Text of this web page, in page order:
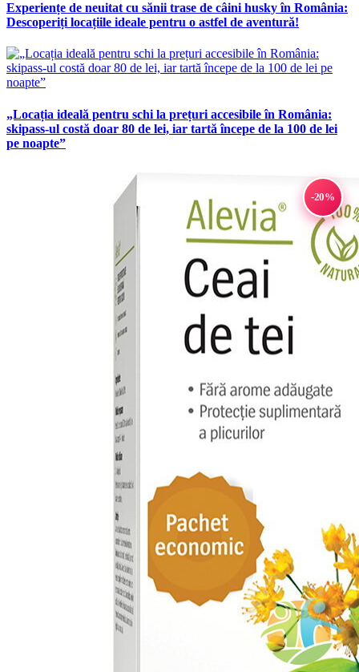
Experiențe de neuitat cu sănii trase de câini husky în România:
Descoperiți locațiile ideale pentru o astfel de aventură!
„Locația ideală pentru schi la prețuri accesibile în România:
skipass-ul costă doar 80 de lei, iar tartă începe de la 100 de lei
pe noapte”
-20%